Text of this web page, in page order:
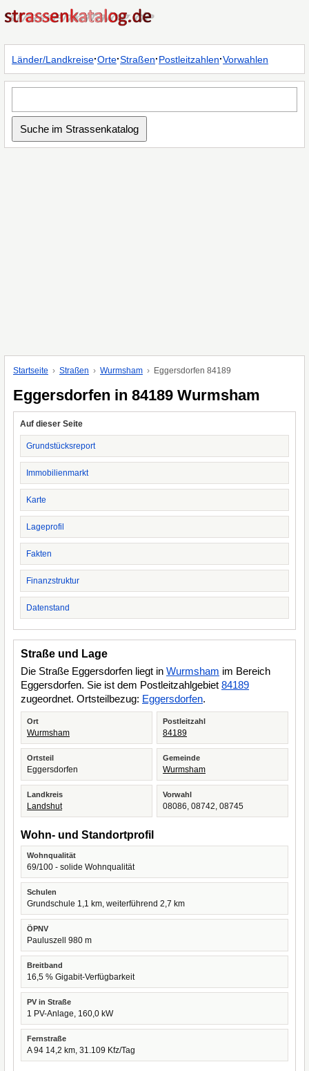
Länder/Landkreise·Orte·Straßen·Postleitzahlen·Vorwahlen
Startseite Straßen Wurmsham Eggersdorfen 84189
Eggersdorfen in 84189 Wurmsham
Auf dieser Seite
Grundstücksreport
Immobilienmarkt
Karte
Lageprofil
Fakten
Finanzstruktur
Datenstand
Straße und Lage
Die Straße Eggersdorfen liegt in Wurmsham im Bereich
Eggersdorfen. Sie ist dem Postleitzahlgebiet 84189
zugeordnet. Ortsteilbezug: Eggersdorfen.
Ort
Wurmsham
Postleitzahl
84189
Ortsteil
Eggersdorfen
Gemeinde
Wurmsham
Landkreis
Landshut
Vorwahl
08086, 08742, 08745
Wohn- und Standortprofil
Wohnqualität
69/100 - solide Wohnqualität
Schulen
Grundschule 1,1 km, weiterführend 2,7 km
ÖPNV
Pauluszell 980 m
Breitband
16,5 % Gigabit-Verfügbarkeit
PV in Straße
1 PV-Anlage, 160,0 kW
Fernstraße
A 94 14,2 km, 31.109 Kfz/Tag